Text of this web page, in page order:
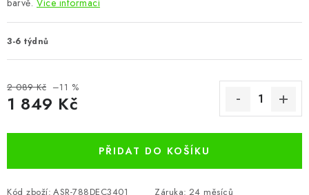
Kontakty
barvě. Více informací
3-6 týdnů
2 089 Kč –11 %
1 849 Kč
PŘIDAT DO KOŠÍKU
Kód zboží: ASR-788DEC3401 Záruka: 24 měsíců